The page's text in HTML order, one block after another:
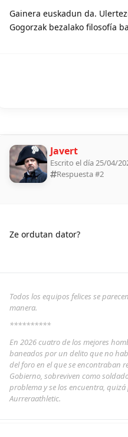
Gainera euskadun da.
Gogorzak bezalako filosofía
Javert
Escrito el día 25/04/
Respuesta #2
Ze ordutan dator?
Todos los equipos felices se
manera.
**********
En 2026 cuatro de los mejores
baneados por un delito que no
del foro en el que se encontraban
Gobierno, sobreviven como
problema y se los encuentra,
Aurreraathletic.